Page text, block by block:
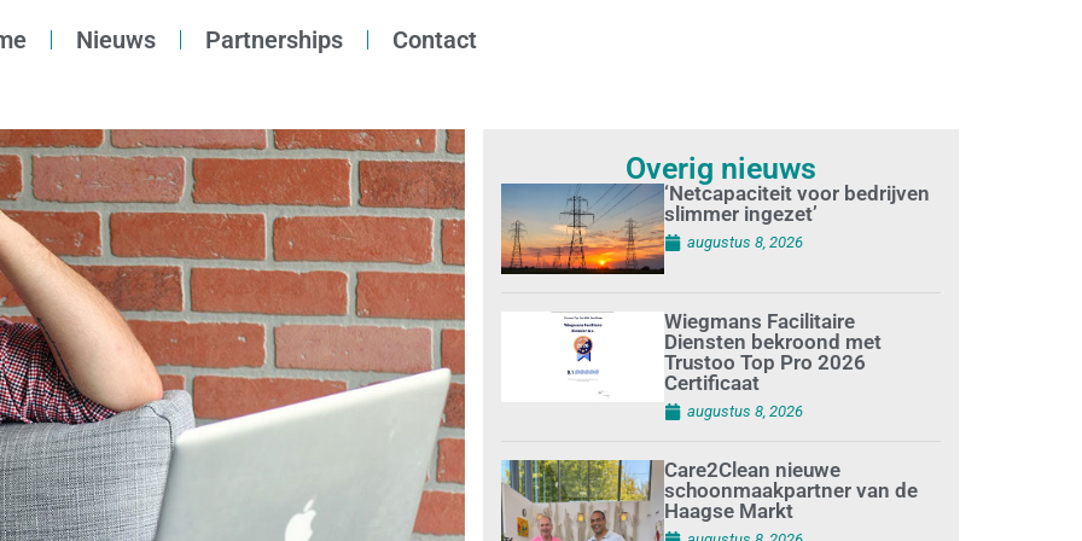
Nieuws Partnerships Contact
Overig nieuws
‘Netcapaciteit voor bedrijven
slimmer ingezet’
augustus 8, 2026
Wiegmans Facilitaire
Diensten bekroond met
Trustoo Top Pro 2026
Certificaat
augustus 8, 2026
Care2Clean nieuwe
schoonmaakpartner van de
Haagse Markt